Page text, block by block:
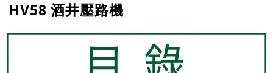
HV58 酒井壓路機